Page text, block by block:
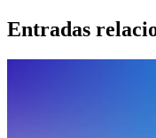
Entradas